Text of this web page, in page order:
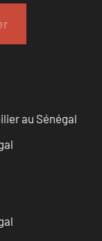
au Sénégal